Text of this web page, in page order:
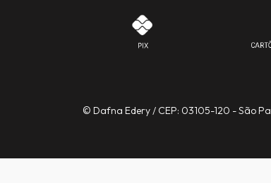
© Dafna Edery / CEP: 03105-120 - São